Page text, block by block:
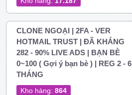
CLONE NGOẠI | 2FA - VER
HOTMAIL TRUST | ĐÃ KHÁNG
282 - 90% LIVE ADS | BẠN BÈ
0~100 ( Gợi ý bạn bè ) | REG 2 - 6
THÁNG
Kho hàng: 864